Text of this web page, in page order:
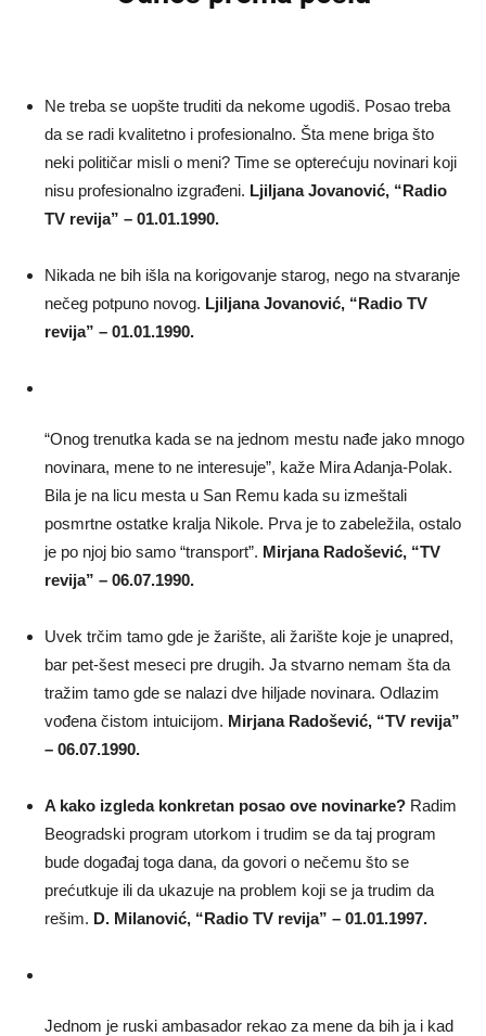
Ne treba se uopšte truditi da nekome ugodiš. Posao treba
da se radi kvalitetno i profesionalno. Šta mene briga što
neki političar misli o meni? Time se opterećuju novinari koji
nisu profesionalno izgrađeni. Ljiljana Jovanović, “Radio
TV revija” – 01.01.1990.
Nikada ne bih išla na korigovanje starog, nego na stvaranje
nečeg potpuno novog. Ljiljana Jovanović, “Radio TV
revija” – 01.01.1990.
“Onog trenutka kada se na jednom mestu nađe jako mnogo
novinara, mene to ne interesuje”, kaže Mira Adanja-Polak.
Bila je na licu mesta u San Remu kada su izmeštali
posmrtne ostatke kralja Nikole. Prva je to zabeležila, ostalo
je po njoj bio samo “transport”. Mirjana Radošević, “TV
revija” – 06.07.1990.
Uvek trčim tamo gde je žarište, ali žarište koje je unapred,
bar pet-šest meseci pre drugih. Ja stvarno nemam šta da
tražim tamo gde se nalazi dve hiljade novinara. Odlazim
vođena čistom intuicijom. Mirjana Radošević, “TV revija”
– 06.07.1990.
A kako izgleda konkretan posao ove novinarke? Radim
Beogradski program utorkom i trudim se da taj program
bude događaj toga dana, da govori o nečemu što se
prećutkuje ili da ukazuje na problem koji se ja trudim da
rešim. D. Milanović, “Radio TV revija” – 01.01.1997.
Jednom je ruski ambasador rekao za mene da bih ja i kad